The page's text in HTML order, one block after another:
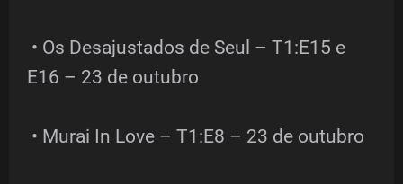
• Os Desajustados de Seul – T1:E15 e
E16 – 23 de outubro
• Murai In Love – T1:E8 – 23 de outubro